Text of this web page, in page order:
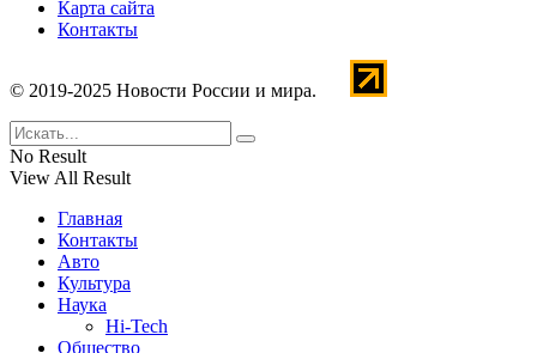
Карта сайта
Контакты
© 2019-2025 Новости России и мира.
No Result
View All Result
Главная
Контакты
Авто
Культура
Наука
Hi-Tech
Общество